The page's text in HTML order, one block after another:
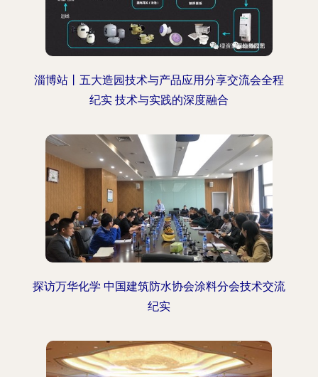
淄博站丨五大造园技术与产品应用分享交流会全程
纪实 技术与实践的深度融合
探访万华化学 中国建筑防水协会涂料分会技术交流
纪实